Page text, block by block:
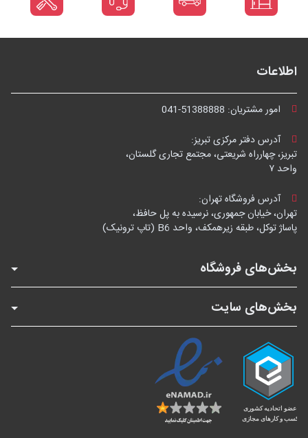
اطلاعات
امور مشتریان: 041-51388888
آدرس دفتر مرکزی تبریز:
تبریز، چهارراه شریعتی، مجتمع تجاری گلستان،
واحد ۷
آدرس فروشگاه تهران:
تهران، خیابان جمهوری، نرسیده به پل حافظ،
پاساژ توکل، طبقه زیرهمکف، واحد B6 (تاپ ترونیک)
بخش‌های فروشگاه
بخش‌های سایت